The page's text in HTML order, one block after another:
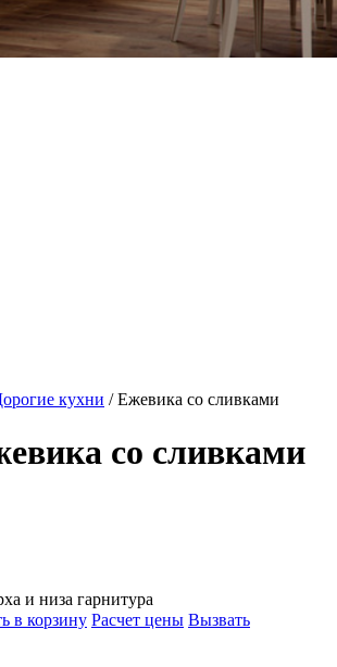
кухни / Ежевика со сливками
со сливками
и низа гарнитура
в корзину Расчет цены Вызвать